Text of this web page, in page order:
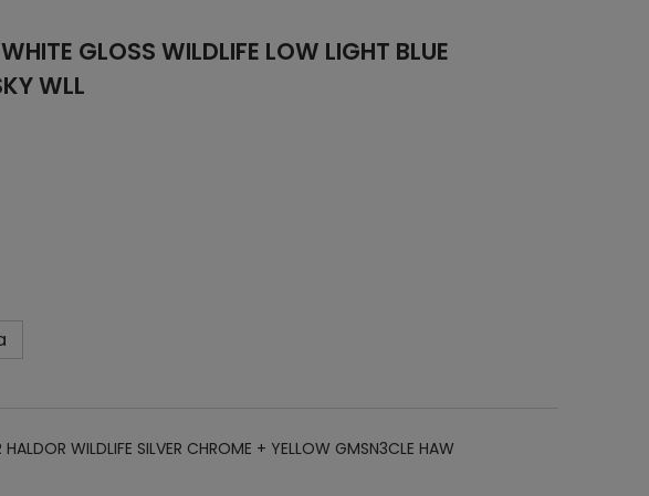
GLOSS WILDLIFE LOW LIGHT BLUE
WLL
HALDOR WILDLIFE SILVER CHROME + YELLOW GMSN3CLE HAW